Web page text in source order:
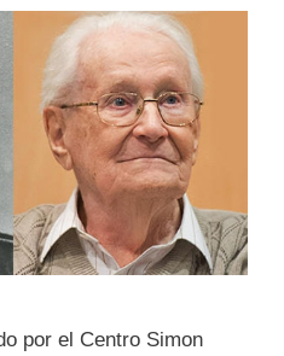
por el Centro Simon